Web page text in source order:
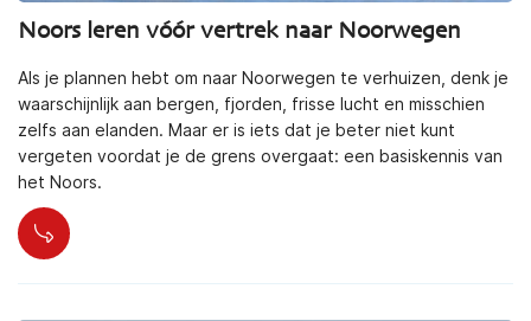
Noors leren vóór vertrek naar Noorwegen
Als je plannen hebt om naar Noorwegen te verhuizen, denk je
waarschijnlijk aan bergen, fjorden, frisse lucht en misschien
zelfs aan elanden. Maar er is iets dat je beter niet kunt
vergeten voordat je de grens overgaat: een basiskennis van
het Noors.